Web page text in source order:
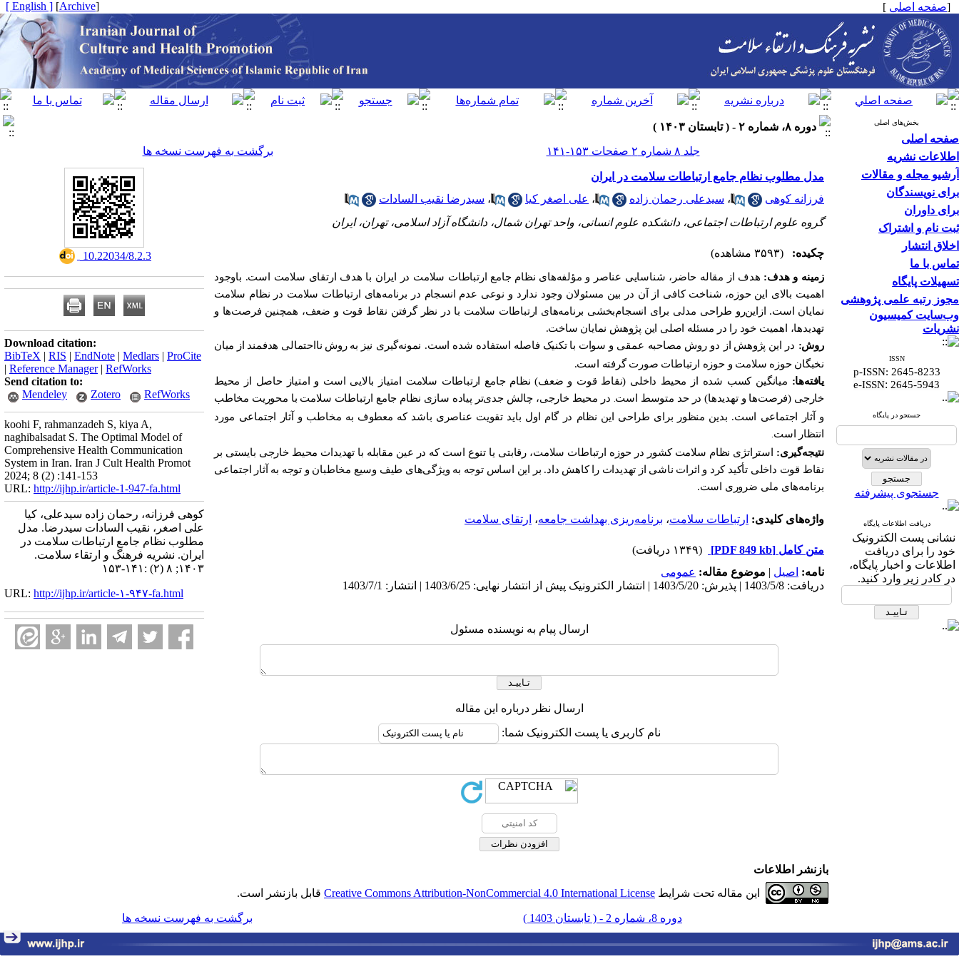
[صفحه اصلی ]
[
Archive
]
[ English ]
بخش‌های اصلی
صفحه اصلی
اطلاعات نشریه
آرشیو مجله و مقالات
برای نویسندگان
برای داوران
ثبت نام و اشتراک
اخلاق انتشار
تماس با ما
تسهیلات پایگاه
مجوز رتبه علمی پژوهشی
وب‌سایت کمیسیون
نشریات
ISSN
p-ISSN: 2645-8233
e-ISSN: 2645-5943
جستجو در پایگاه
جستجوی پیشرفته
دریافت اطلاعات پایگاه
نشانی پست الکترونیک
خود را برای دریافت
اطلاعات و اخبار پایگاه،
در کادر زیر وارد کنید.
دوره ۸، شماره ۲ - ( تابستان ۱۴۰۳ )
جلد ۸ شماره ۲ صفحات ۱۵۳-۱۴۱
برگشت به فهرست نسخه ها
مدل مطلوب نظام جامع ارتباطات سلامت در ایران
فرزانه کوهی
، سیدعلی رحمان زاده ، علی اصغر کیا ، سیدرضا نقیب السادات
گروه علوم ارتباطات اجتماعی، دانشکده علوم انسانی، واحد تهران شمال، دانشگاه آزاد اسلامی، تهران، ایران
چکیده: (۳۵۹۳ مشاهده)
زمینه و هدف: هدف از مقاله حاضر، شناسایی عناصر و مؤلفه‌های نظام جامع ارتباطات سلامت در ایران با هدف ارتقای سلامت است. باوجود
اهمیت بالای این حوزه، شناخت کافی از آن در بین مسئولان وجود ندارد و نوعی عدم انسجام در برنامه‌های ارتباطات سلامت در نظام سلامت
نمایان است. ازاین‌رو طراحی مدلی برای انسجام‌بخشی برنامه‌های ارتباطات سلامت با در نظر گرفتن نقاط قوت و ضعف، همچنین فرصت‌ها و
تهدیدها، اهمیت خود را در مسئله اصلی این پژوهش نمایان ساخت.
روش: در این پژوهش از دو روش مصاحبه عمقی و سوات با تکنیک فاصله استفاده شده است. نمونه‌گیری نیز به روش نااحتمالی هدفمند از میان
نخبگان حوزه سلامت و حوزه ارتباطات صورت گرفته است.
یافته‌ها: میانگین کسب شده از محیط داخلی (نقاط قوت و ضعف) نظام جامع ارتباطات سلامت امتیاز بالایی است و امتیاز حاصل از محیط
خارجی (فرصت‌ها و تهدیدها) در حد متوسط است در محیط خارجی، چالش جدی‌تر پیاده سازی نظام جامع ارتباطات سلامت با محوریت مخاطب
و آثار اجتماعی است. بدین منظور برای طراحی این نظام در گام اول باید تقویت عناصری باشد که معطوف به مخاطب و آثار اجتماعی مورد
انتظار است
نتیجه‌گیری: استراتژی نظام سلامت کشور در حوزه ارتباطات سلامت، رقابتی یا تنوع است که در عین مقابله با تهدیدات محیط خارجی بایستی بر
نقاط قوت داخلی تأکید کرد و اثرات ناشی از تهدیدات را کاهش داد. بر این اساس توجه به ویژگی‌های طیف وسیع مخاطبان و توجه به آثار اجتماعی
برنامه‌های ملی ضروری است.
واژه‌های کلیدی: ارتباطات سلامت، برنامه‌ریزی بهداشت جامعه، ارتقای سلامت
متن کامل [PDF 849 kb]
(۱۳۴۹ دریافت)
نامه: اصيل | موضوع مقاله: عمومى
دریافت: 1403/5/8 | پذیرش: 1403/5/20 | انتشار الکترونیک پیش از انتشار نهایی: 1403/6/25 | انتشار: 1403/7/1
ارسال پیام به نویسنده مسئول
ارسال نظر درباره این مقاله
نام کاربری یا پست الکترونیک شما:
‎ 10.22034/8.2.3
Download citation:
BibTeX | RIS | EndNote | Medlars | ProCite
| Reference Manager| RefWorks
Send citation to:
Mendeley
Zotero RefWorks
koohi F, rahmanzadeh S, kiya A,
naghibalsadat S. The Optimal Model of
Comprehensive Health Communication
System in Iran. Iran J Cult Health Promot
2024; 8 (2) :141-153
URL: http://ijhp.ir/article-1-947-fa.html
کوهی فرزانه، رحمان زاده سیدعلی، کیا
علی اصغر، نقیب السادات سیدرضا. مدل
مطلوب نظام جامع ارتباطات سلامت در
ایران. نشريه فرهنگ و ارتقاء سلامت.
۱۴۰۳; ۸ (۲) :۱۴۱-۱۵۳
URL: http://ijhp.ir/article-۱-۹۴۷-fa.html
بازنشر اطلاعات
این مقاله تحت شرایط Creative Commons Attribution-NonCommercial 4.0 International License قابل بازنشر است.
دوره 8، شماره 2 - ( تابستان 1403 ) برگشت به فهرست نسخه ها